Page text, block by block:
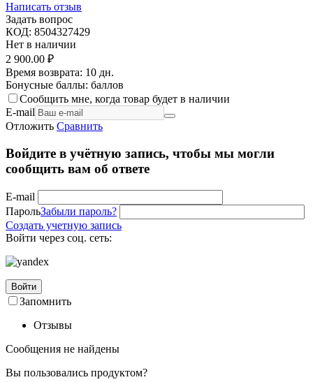
Написать отзыв
Задать вопрос
КОД: 8504327429
Нет в наличии
2 900.00 ₽
Время возврата: 10 дн.
Бонусные баллы: баллов
Сообщить мне, когда товар будет в наличии
E-mail
Отложить Сравнить
Войдите в учётную запись, чтобы мы могли
сообщить вам об ответе
E-mail
ПарольЗабыли пароль?
Создать учетную запись
Войти через соц. сеть:
Войти
Запомнить
Отзывы
Сообщения не найдены
Вы пользовались продуктом?